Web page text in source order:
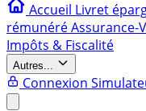
Accueil Livret
rémunéréAssurance-
Impôts & Fiscalité
Autres...
Connexion